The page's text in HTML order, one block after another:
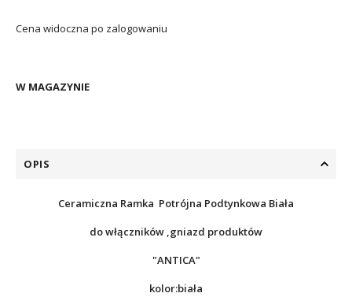
Cena widoczna po zalogowaniu
W MAGAZYNIE
OPIS
Ceramiczna Ramka Potrójna Podtynkowa Biała
do włączników ,gniazd produktów
"ANTICA"
kolor:biała